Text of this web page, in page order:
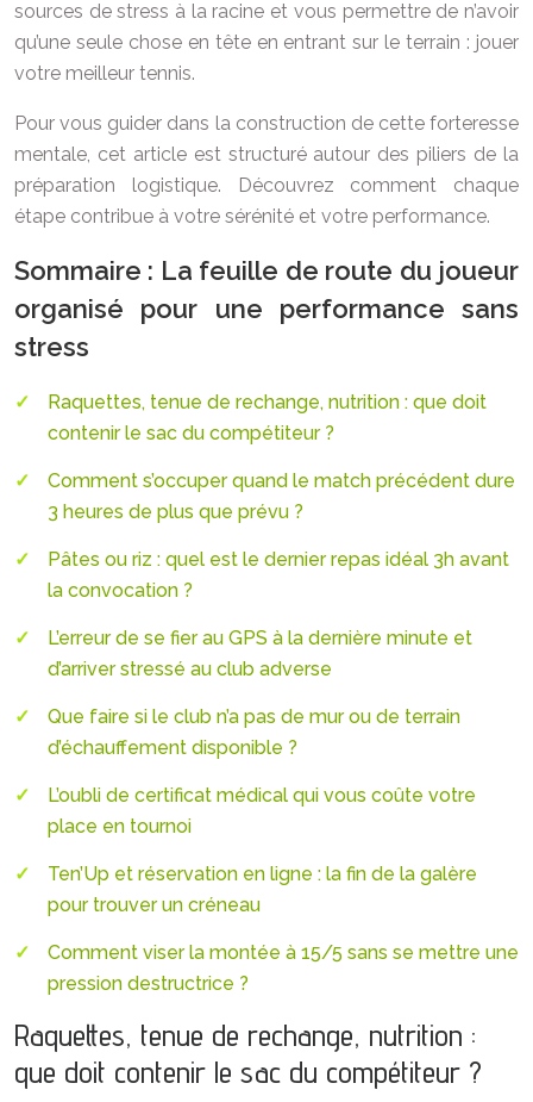
sources de stress à la racine et vous permettre de n’avoir
qu’une seule chose en tête en entrant sur le terrain : jouer
votre meilleur tennis.
Pour vous guider dans la construction de cette forteresse
mentale, cet article est structuré autour des piliers de la
préparation logistique. Découvrez comment chaque
étape contribue à votre sérénité et votre performance.
Sommaire : La feuille de route du joueur
organisé pour une performance sans
stress
Raquettes, tenue de rechange, nutrition : que doit
contenir le sac du compétiteur ?
Comment s’occuper quand le match précédent dure
3 heures de plus que prévu ?
Pâtes ou riz : quel est le dernier repas idéal 3h avant
la convocation ?
L’erreur de se fier au GPS à la dernière minute et
d’arriver stressé au club adverse
Que faire si le club n’a pas de mur ou de terrain
d’échauffement disponible ?
L’oubli de certificat médical qui vous coûte votre
place en tournoi
Ten’Up et réservation en ligne : la fin de la galère
pour trouver un créneau
Comment viser la montée à 15/5 sans se mettre une
pression destructrice ?
Raquettes, tenue de rechange, nutrition :
que doit contenir le sac du compétiteur ?